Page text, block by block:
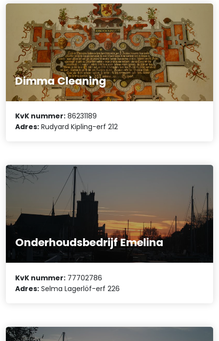
Dimma Cleaning
KvK nummer: 86231189
Adres: Rudyard Kipling-erf 212
Onderhoudsbedrijf Emelina
KvK nummer: 77702786
Adres: Selma Lagerlöf-erf 226